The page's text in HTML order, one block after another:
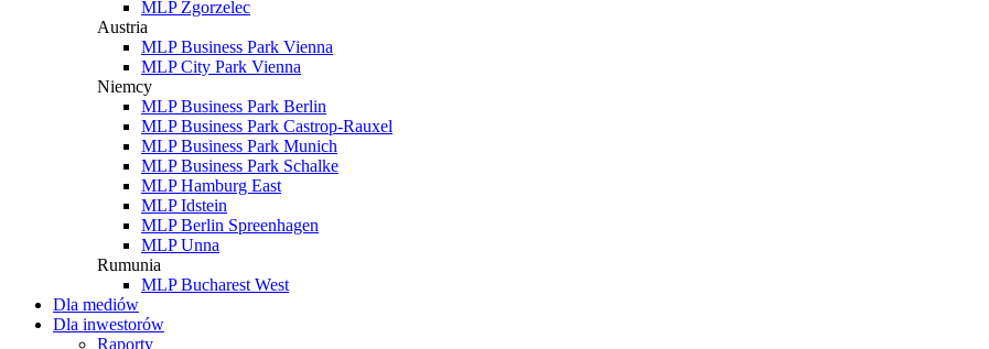
MLP Zgorzelec
Austria
MLP Business Park Vienna
MLP City Park Vienna
Niemcy
MLP Business Park Berlin
MLP Business Park Castrop-Rauxel
MLP Business Park Munich
MLP Business Park Schalke
MLP Hamburg East
MLP Idstein
MLP Berlin Spreenhagen
MLP Unna
Rumunia
MLP Bucharest West
Dla mediów
Dla inwestorów
Raporty